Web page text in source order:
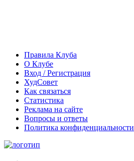
Правила Клуба
О Клубе
Вход / Регистрация
ХудСовет
Как связаться
Статистика
Реклама на сайте
Вопросы и ответы
Политика конфиденциальности